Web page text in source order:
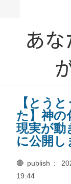
あ
【とう
た】神の
現実が動
に公開し
🔴 publish :
19:44